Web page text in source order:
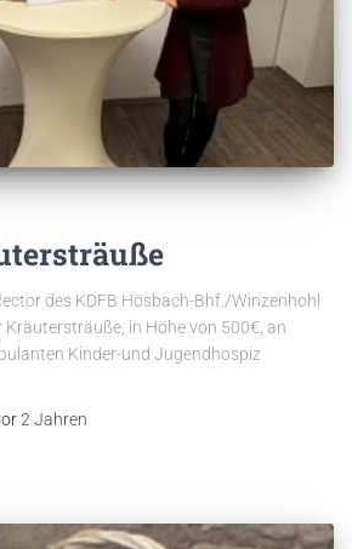
des KDFB Hösbach-Bhf./Winzenhohl
Kräutersträuße, in Höhe von 500€, an
Kinder-und Jugendhospiz
2 Jahren